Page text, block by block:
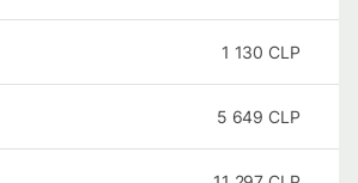
1 130 CLP
5 649 CLP